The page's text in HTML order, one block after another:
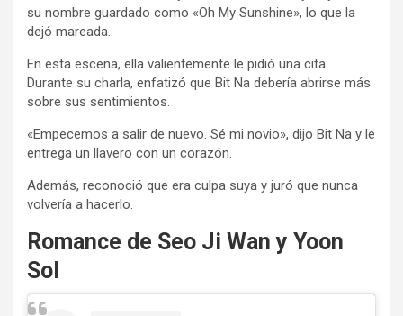
su nombre guardado como «Oh My Sunshine», lo que la
dejó mareada.
En esta escena, ella valientemente le pidió una cita.
Durante su charla, enfatizó que Bit Na debería abrirse más
sobre sus sentimientos.
«Empecemos a salir de nuevo. Sé mi novio», dijo Bit Na y le
entrega un llavero con un corazón.
Además, reconoció que era culpa suya y juró que nunca
volvería a hacerlo.
Romance de Seo Ji Wan y Yoon
Sol